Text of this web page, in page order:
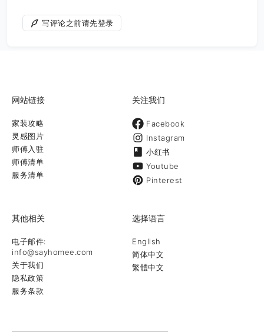
写评论之前请先登录
网站链接
家装攻略
灵感图片
师傅入驻
师傅清单
服务清单
关注我们
Facebook
Instagram
小红书
Youtube
Pinterest
其他相关
电子邮件:
info@sayhomee.com
关于我们
隐私政策
服务条款
选择语言
English
简体中文
繁體中文